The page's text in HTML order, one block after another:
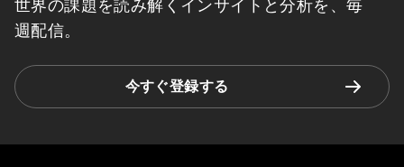
世界の課題を読み解くインサイトと分析を、毎
週配信。
今すぐ登録する